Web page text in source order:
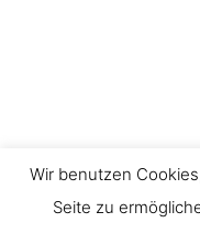
Wir benutzen
Seite zu